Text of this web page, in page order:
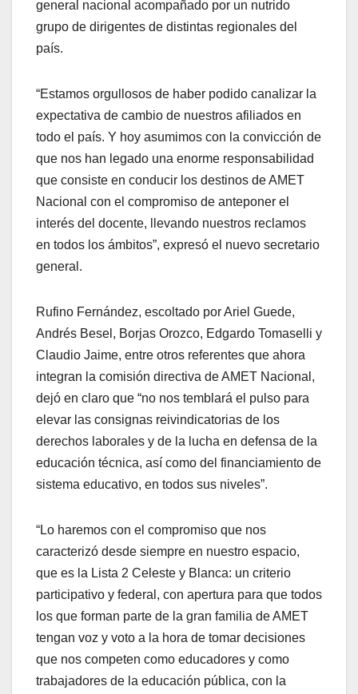
general nacional acompañado por un nutrido
grupo de dirigentes de distintas regionales del
país.
“Estamos orgullosos de haber podido canalizar la
expectativa de cambio de nuestros afiliados en
todo el país. Y hoy asumimos con la convicción de
que nos han legado una enorme responsabilidad
que consiste en conducir los destinos de AMET
Nacional con el compromiso de anteponer el
interés del docente, llevando nuestros reclamos
en todos los ámbitos”, expresó el nuevo secretario
general.
Rufino Fernández, escoltado por Ariel Guede,
Andrés Besel, Borjas Orozco, Edgardo Tomaselli y
Claudio Jaime, entre otros referentes que ahora
integran la comisión directiva de AMET Nacional,
dejó en claro que “no nos temblará el pulso para
elevar las consignas reivindicatorias de los
derechos laborales y de la lucha en defensa de la
educación técnica, así como del financiamiento de
sistema educativo, en todos sus niveles”.
“Lo haremos con el compromiso que nos
caracterizó desde siempre en nuestro espacio,
que es la Lista 2 Celeste y Blanca: un criterio
participativo y federal, con apertura para que todos
los que forman parte de la gran familia de AMET
tengan voz y voto a la hora de tomar decisiones
que nos competen como educadores y como
trabajadores de la educación pública, con la